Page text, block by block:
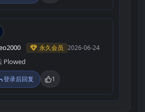
永久会员 2026-06-24
Plowed
登录后回复 1